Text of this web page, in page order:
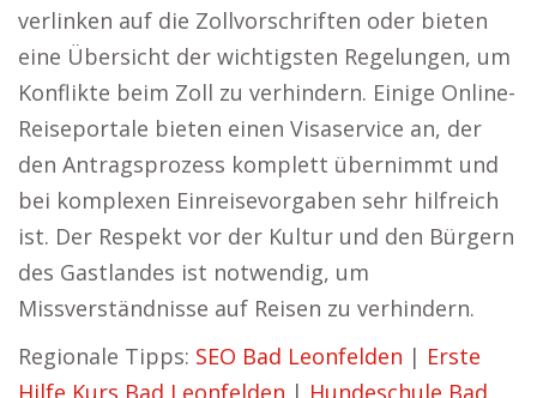
verlinken auf die Zollvorschriften oder bieten
eine Übersicht der wichtigsten Regelungen, um
Konflikte beim Zoll zu verhindern. Einige Online-
Reiseportale bieten einen Visaservice an, der
den Antragsprozess komplett übernimmt und
bei komplexen Einreisevorgaben sehr hilfreich
ist. Der Respekt vor der Kultur und den Bürgern
des Gastlandes ist notwendig, um
Missverständnisse auf Reisen zu verhindern.
Regionale Tipps: SEO Bad Leonfelden | Erste
Hilfe Kurs Bad Leonfelden | Hundeschule Bad